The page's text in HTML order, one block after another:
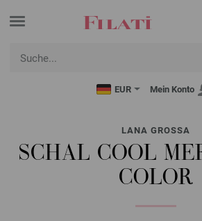
EUR Mein Konto
LANA GROSSA
SCHAL COOL
COLOR